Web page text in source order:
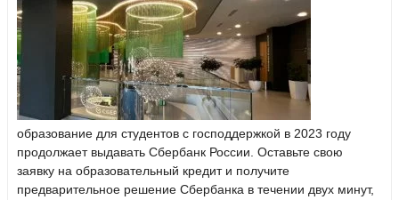
образование для студентов с господдержкой в 2023 году
продолжает выдавать Сбербанк России. Оставьте свою
заявку на образовательный кредит и получите
предварительное решение Сбербанка в течении двух минут,